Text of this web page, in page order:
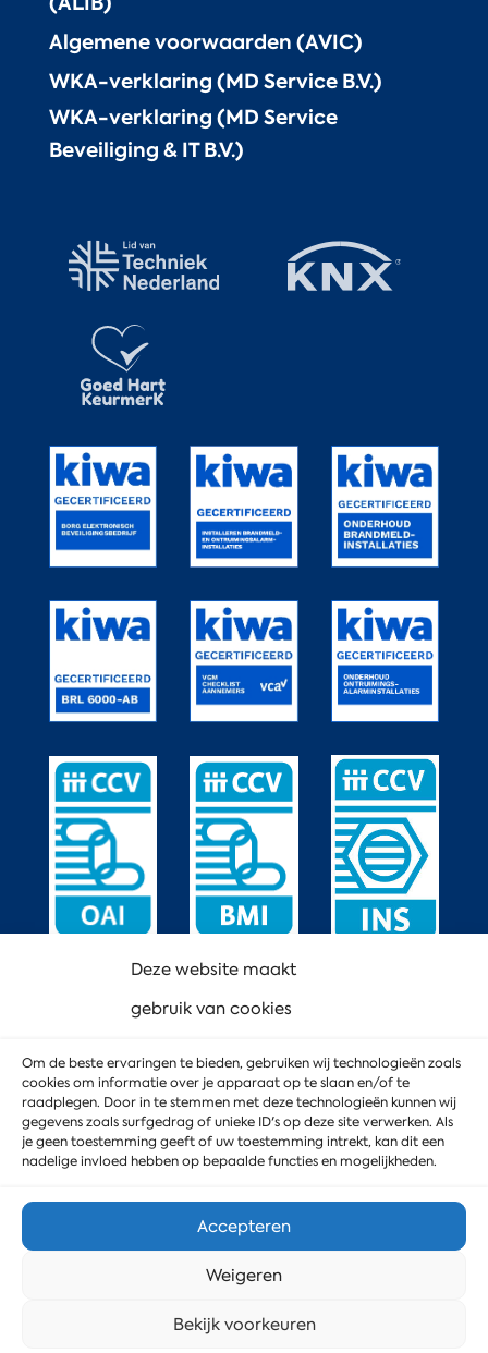
Deze website maakt
gebruik van cookies
Om de beste ervaringen te bieden, gebruiken wij technologieën zoals
cookies om informatie over je apparaat op te slaan en/of te
raadplegen. Door in te stemmen met deze technologieën kunnen wij
gegevens zoals surfgedrag of unieke ID's op deze site verwerken. Als
je geen toestemming geeft of uw toestemming intrekt, kan dit een
nadelige invloed hebben op bepaalde functies en mogelijkheden.
Accepteren
Weigeren
Bekijk voorkeuren
Algemene voorwaarden (AVIC)
WKA-verklaring (MD Service B.V.)
WKA-verklaring (MD Service
Beveiliging & IT B.V.)
Privacyverklaring
Webdesign door DoubleWeb
Stuur ons een bericht